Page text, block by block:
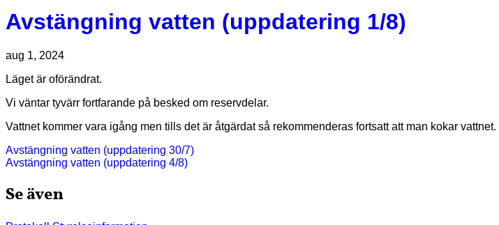
Avstängning vatten (uppdatering 1/8)
aug 1, 2024
Läget är oförändrat.
Vi väntar tyvärr fortfarande på besked om reservdelar.
Vattnet kommer vara igång men tills det är åtgärdat så rekommenderas fortsatt att man kokar vattnet.
Inläggsnavigering
Avstängning vatten (uppdatering 30/7)
Avstängning vatten (uppdatering 4/8)
Se även